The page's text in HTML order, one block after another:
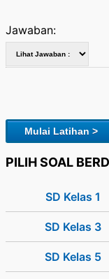
Jawaban:
Mulai Latihan >
PILIH SOAL
SD Kelas 1
SD Kelas 3
SD Kelas 5